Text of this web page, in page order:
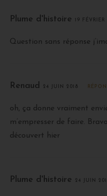
Plume d'histoire 19 FÉVRIER
Question sans réponse
Renaud 24 JUIN 2018
oh, ça donne vraiment
m’empresser de faire.
découvert hier
Plume d'histoire 24 JUIN